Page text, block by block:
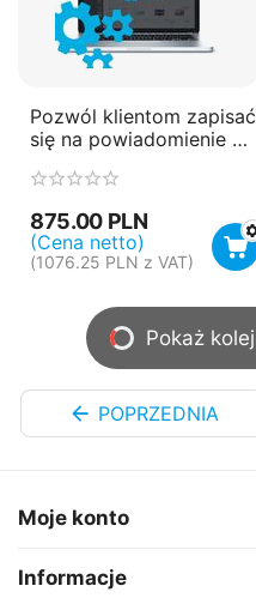
Pozwól klientom zapisać
się na powiadomienie o
zamówienia
875.00 PLN
(Cena netto)
(1076.25 PLN z VAT)
Pokaż
POPRZEDNIA
Moje konto
Informacje